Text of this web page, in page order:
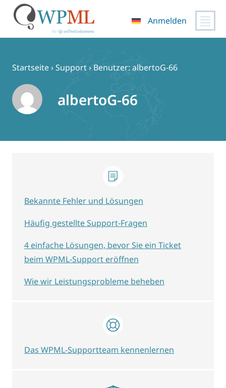
springen
Anmelden
Startseite›Support› Benutzer: albertoG-66
albertoG-66
Bekannte Fehler und Lösungen
Häufig gestellte Support-Fragen
4 einfache Lösungen, bevor Sie ein Ticket
beim WPML-Support eröffnen
Wie wir Leistungsprobleme beheben
Das WPML-Supportteam kennenlernen